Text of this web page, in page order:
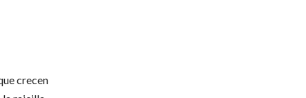
crecen